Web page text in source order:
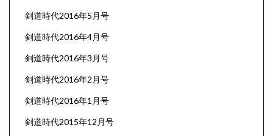
剣道時代2016年5月号
剣道時代2016年4月号
剣道時代2016年3月号
剣道時代2016年2月号
剣道時代2016年1月号
剣道時代2015年12月号